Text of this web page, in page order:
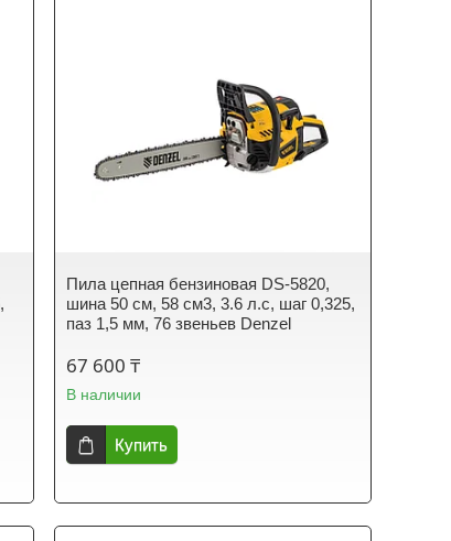
Пила цепная бензиновая DS-5820,
шина 50 см, 58 см3, 3.6 л.с, шаг 0,325,
паз 1,5 мм, 76 звеньев Denzel
67 600 ₸
В наличии
Купить